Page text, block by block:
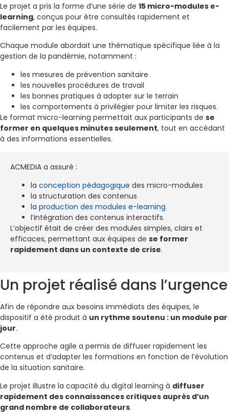
Le projet a pris la forme d’une série de 15 micro-modules e-
learning, conçus pour être consultés rapidement et
facilement par les équipes.
Chaque module abordait une thématique spécifique liée à la
gestion de la pandémie, notamment :
les mesures de prévention sanitaire
les nouvelles procédures de travail
les bonnes pratiques à adopter sur le terrain
les comportements à privilégier pour limiter les risques.
Le format micro-learning permettait aux participants de se
former en quelques minutes seulement, tout en accédant
à des informations essentielles.
ACMEDIA a assuré :
la conception pédagogique des micro-modules
la structuration des contenus
la production des modules e-learning
l’intégration des contenus interactifs.
L’objectif était de créer des modules simples, clairs et
efficaces, permettant aux équipes de se former
rapidement dans un contexte de crise.
Un projet réalisé dans l’urgence
Afin de répondre aux besoins immédiats des équipes, le
dispositif a été produit à un rythme soutenu : un module par
jour.
Cette approche agile a permis de diffuser rapidement les
contenus et d’adapter les formations en fonction de l’évolution
de la situation sanitaire.
Le projet illustre la capacité du digital learning à diffuser
rapidement des connaissances critiques auprès d’un
grand nombre de collaborateurs.